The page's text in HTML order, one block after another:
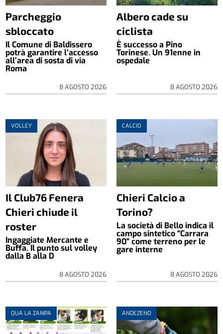
Parcheggio
sbloccato
Il Comune di Baldissero
potrà garantire l’accesso
all’area di sosta di via
Roma
8 AGOSTO 2026
Albero cade su
ciclista
È successo a Pino
Torinese. Un 91enne in
ospedale
8 AGOSTO 2026
VOLLEY
Il Club76 Fenera
Chieri chiude il
roster
Ingaggiate Mercante e
Buffa. Il punto sul volley
dalla B alla D
8 AGOSTO 2026
CALCIO
Chieri Calcio a
Torino?
La società di Bello indica il
campo sintetico “Carrara
90” come terreno per le
gare interne
8 AGOSTO 2026
QUA LA ZAMPA ANDEZENO